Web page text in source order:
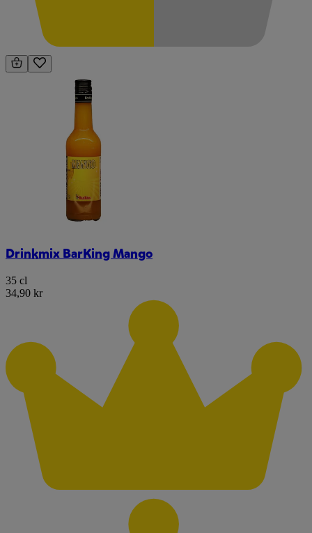
Drinkmix BarKing Mango
35 cl
34,90 kr